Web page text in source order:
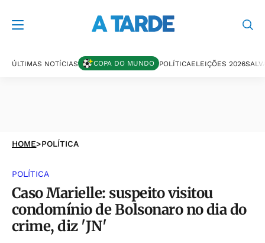
ÚLTIMAS NOTÍCIAS COPA DO MUNDO POLÍTICAELEIÇÕES 2026
HOME>POLÍTICA
POLÍTICA
Caso Marielle: suspeito visitou
condomínio de Bolsonaro no dia do
crime, diz 'JN'